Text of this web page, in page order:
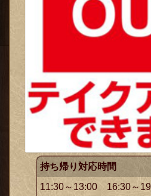
持ち帰り対応時間
11:30～13:00 16:30～